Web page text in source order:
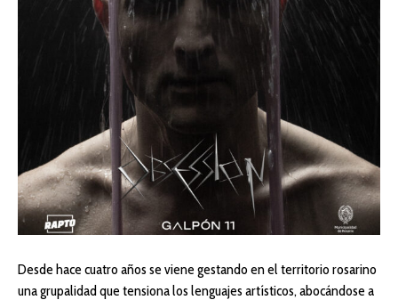
Desde hace cuatro años se viene gestando en el territorio rosarino
una grupalidad que tensiona los lenguajes artísticos, abocándose a